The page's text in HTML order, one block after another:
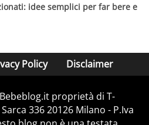
idee semplici per far bere e
Policy Disclaimer
proprietà di T-
336 20126 Milano - P.Iva